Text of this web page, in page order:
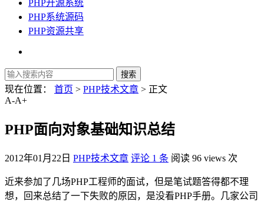
PHP开源系统
PHP系统源码
PHP资源共享
现在位置： 首页 > PHP技术文章 > 正文
A-A+
PHP面向对象基础知识总结
2012年01月22日 PHP技术文章 评论 1 条 阅读 96 views 次
近来参加了几场PHP工程师的面试，但是笔试题答得都不理
想，回来总结了一下失败的原因，是没看PHP手册。几家公司